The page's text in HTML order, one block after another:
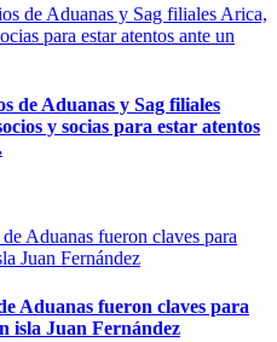
de Aduanas y Sag filiales
y socias para estar atentos
Aduanas fueron claves para
isla Juan Fernández